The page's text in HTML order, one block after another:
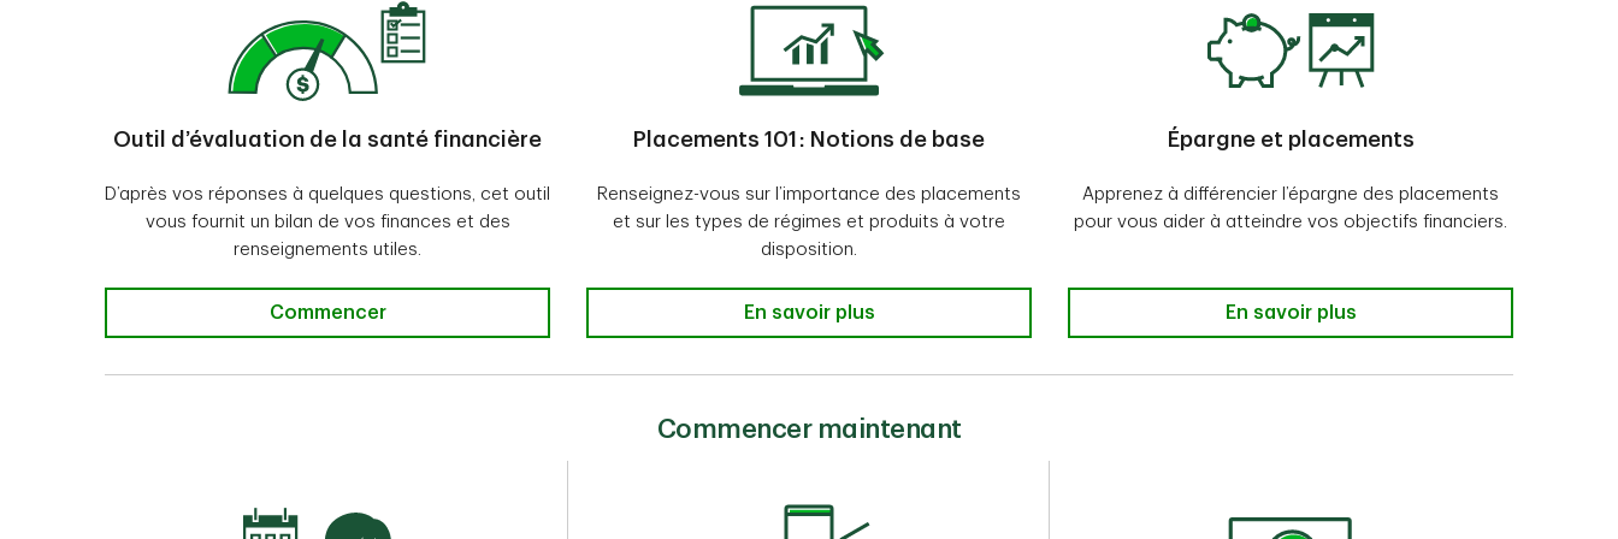
Outil d’évaluation de la santé financière
D’après vos réponses à quelques questions, cet outil
vous fournit un bilan de vos finances et des
renseignements utiles.
Commencer
Placements 101 : Notions de base
Renseignez-vous sur l’importance des placements
et sur les types de régimes et produits à votre
disposition.
En savoir plus
Épargne et placements
Apprenez à différencier l’épargne des placements
pour vous aider à atteindre vos objectifs financiers.
En savoir plus
Commencer maintenant